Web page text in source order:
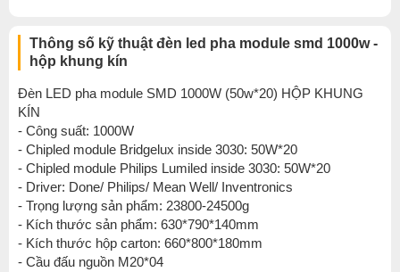
Thông số kỹ thuật đèn led pha module smd 1000w -
hộp khung kín
Đèn LED pha module SMD 1000W (50w*20) HỘP KHUNG
KÍN
- Công suất: 1000W
- Chipled module Bridgelux inside 3030: 50W*20
- Chipled module Philips Lumiled inside 3030: 50W*20
- Driver: Done/ Philips/ Mean Well/ Inventronics
- Trọng lượng sản phẩm: 23800-24500g
- Kích thước sản phẩm: 630*790*140mm
- Kích thước hộp carton: 660*800*180mm
- Cầu đấu nguồn M20*04